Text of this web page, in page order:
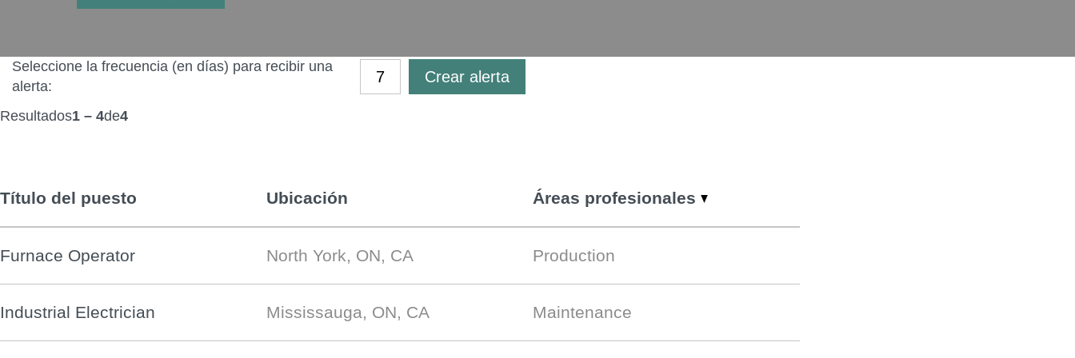
Seleccione la frecuencia (en días) para recibir una
alerta:
Crear alerta
Resultados1 – 4de4
Título del puesto Ubicación Áreas profesionales
Furnace Operator North York, ON, CA Production
Industrial Electrician Mississauga, ON, CA Maintenance